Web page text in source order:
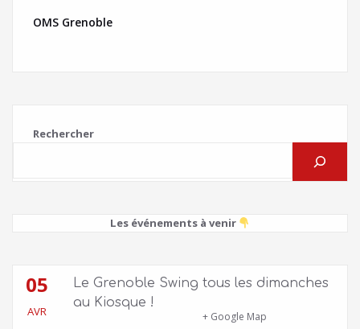
OMS Grenoble
Rechercher
Les événements à venir
05
AVR
Le Grenoble Swing tous les dimanches
au Kiosque !
+ Google Map